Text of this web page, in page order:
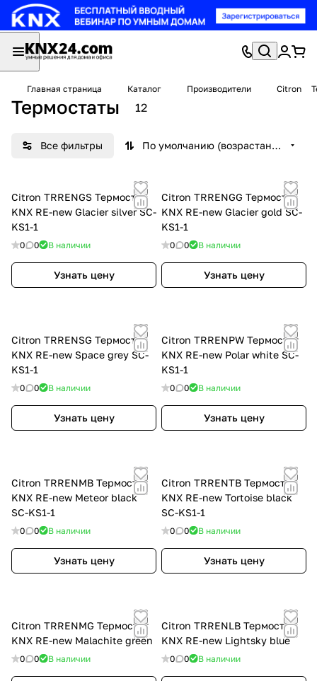
Главная страница Каталог Производители Citron
Термостаты 12
Все фильтры По умолчанию (возрастание)
Citron TRRENGS Термостат
KNX RE-new Glacier silver SC-
KS1-1
0 0 В наличии
Узнать цену
Citron TRRENGG Термостат
KNX RE-new Glacier gold SC-
KS1-1
0 0 В наличии
Узнать цену
Citron TRRENSG Термостат
KNX RE-new Space grey SC-
KS1-1
0 0 В наличии
Узнать цену
Citron TRRENPW Термостат
KNX RE-new Polar white SC-
KS1-1
0 0 В наличии
Узнать цену
Citron TRRENMB Термостат
KNX RE-new Meteor black
SC-KS1-1
0 0 В наличии
Узнать цену
Citron TRRENTB Термостат
KNX RE-new Tortoise black
SC-KS1-1
0 0 В наличии
Узнать цену
Citron TRRENMG Термостат
KNX RE-new Malachite green
0 0 В наличии
Citron TRRENLB Термостат
KNX RE-new Lightsky blue
0 0 В наличии